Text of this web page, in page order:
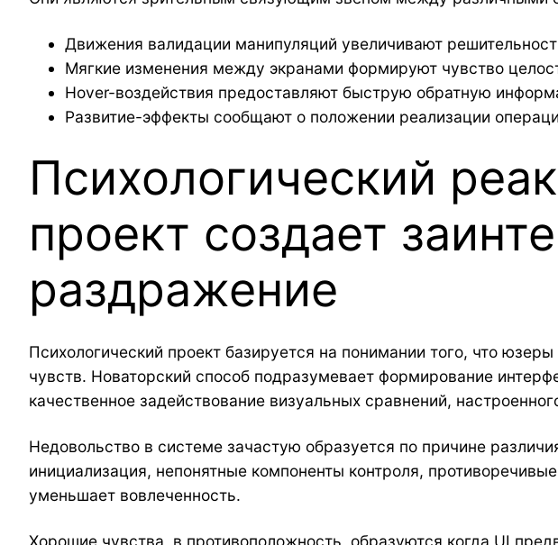
Движения валидации манипуляций увеличивают
Мягкие изменения между экранами формируют чувство
Hover-воздействия предоставляют быструю обратную
Развитие-эффекты сообщают о положении реализации
Психологический
проект создает
раздражение
Психологический проект базируется на понимании того, что
чувств. Новаторский способ подразумевает формирование
качественное задействование визуальных сравнений,
Недовольство в системе зачастую образуется по причине
инициализация, непонятные компоненты контроля,
уменьшает вовлеченность.
Хорошие чувства, в противоположность, образуются когда UI